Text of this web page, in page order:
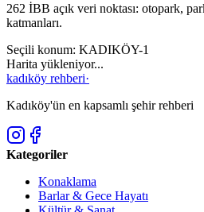
262 İBB açık veri noktası: otopark,
katmanları.
Seçili konum: KADIKÖY-1
Harita yükleniyor...
kadıköy rehberi·
Kadıköy'ün en kapsamlı şehir rehberi
Kategoriler
Konaklama
Barlar & Gece Hayatı